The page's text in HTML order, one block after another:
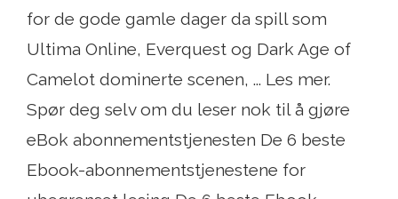
for de gode gamle dager da spill som
Ultima Online, Everquest og Dark Age of
Camelot dominerte scenen, ... Les mer.
Spør deg selv om du leser nok til å gjøre
eBok abonnementstjenesten De 6 beste
Ebook-abonnementstjenestene for